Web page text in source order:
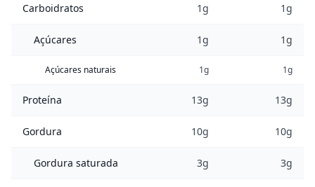
Carboidratos 1g 1g
Açúcares 1g 1g
Açúcares naturais 1g 1g
Proteína 13g 13g
Gordura 10g 10g
Gordura saturada 3g 3g